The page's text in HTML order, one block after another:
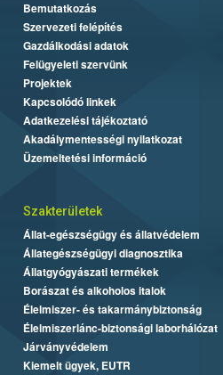
Bemutatkozás
Szervezeti felépítés
Gazdálkodási adatok
Felügyeleti szervünk
Projektek
Kapcsolódó linkek
Adatkezelési tájékoztató
Akadálymentességi nyilatkozat
Üzemeltetési információ
Szakterületek
Állat-egészségügy és állatvédelem
Állategészségügyi diagnosztika
Állatgyógyászati termékek
Borászat és alkoholos italok
Élelmiszer- és takarmánybiztonság
Élelmiszerlánc-biztonsági laborhálózat
Járványvédelem
Kiemelt ügyek, EUTR